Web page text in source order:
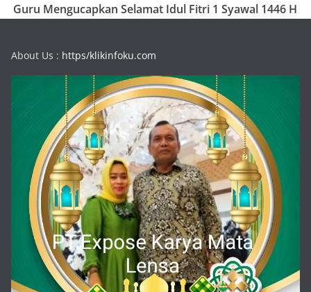
Guru Mengucapkan Selamat Idul Fitri 1 Syawal 1446 H
About Us : https/klikinfoku.com